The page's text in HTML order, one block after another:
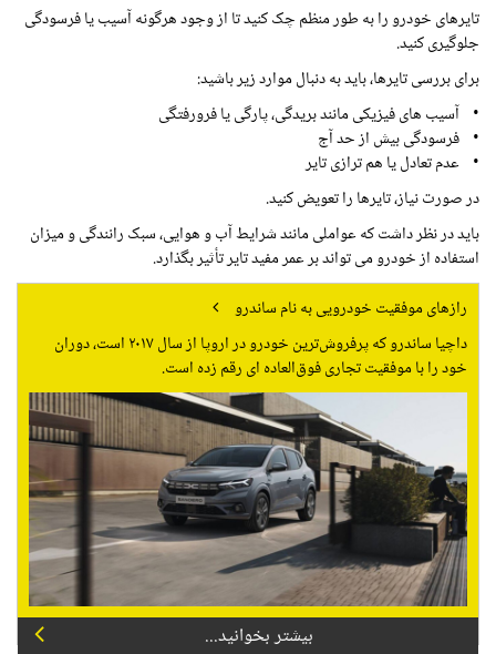
تایرهای خودرو را به طور منظم چک کنید تا از وجود هرگونه آسیب یا فرسودگی
جلوگیری کنید.
برای بررسی تایرها، باید به دنبال موارد زیر باشید:
• آسیب های فیزیکی مانند بریدگی، پارگی یا فرورفتگی
• فرسودگی بیش از حد آج
• عدم تعادل یا هم ترازی تایر
در صورت نیاز، تایرها را تعویض کنید.
باید در نظر داشت که عواملی مانند شرایط آب و هوایی، سبک رانندگی و میزان
استفاده از خودرو می تواند بر عمر مفید تایر تأثیر بگذارد.
رازهای موفقیت خودرویی به نام ساندرو
داچیا ساندرو که پرفروش‌ترین خودرو در اروپا از سال ۲۰۱۷ است، دوران
خود را با موفقیت تجاری فوق‌العاده ای رقم زده است.
بیشتر بخوانید...